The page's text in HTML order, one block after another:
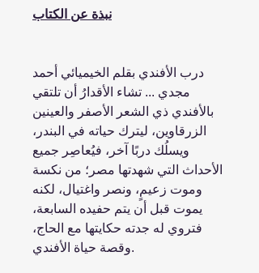
نبذة عن الكتاب
درب الأفندي بقلم الخيميائي أحمد
مجدي ... تشاء الأقدارُ أن تلتقي
بالأفندي ذي الشعر الأصفر والعينين
الزرقاوين، ليترك حياته في البندر،
ويسلُك دربًا آخر، فيُعاصِر جميع
الأحداث التي شهدتها مصر؛ من نكسة
وموت زعيمٍ، ونصر واغتيال، لكنه
يموت قبل أن يتم حفيده السابعة،
فتروي له جدته حكايتها مع الحاج،
وقصة حياة الأفندي.